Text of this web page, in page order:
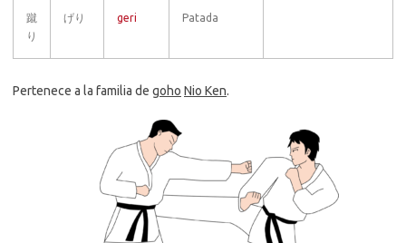
蹴
り
げり geri Patada
Pertenece a la familia de goho Nio Ken.